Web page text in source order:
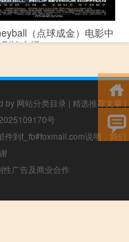
（点球成金）电影中
情介绍
by 网站分类目录 | 精选推荐文章 |
号
件到f_fb#foxmail.com说明，我们
广告及商业合作